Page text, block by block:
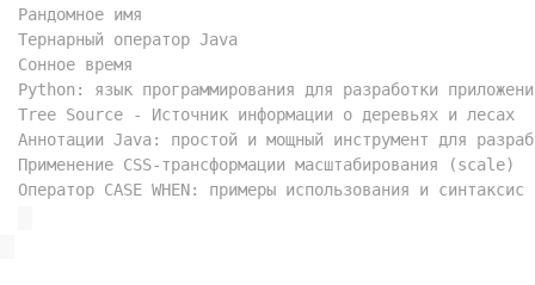
Рандомное имя
Тернарный оператор Java
Сонное время
Python: язык программирования для разработки
Tree Source - Источник информации о деревьях и лесах
Аннотации Java: простой и мощный инструмент для
Применение CSS-трансформации масштабирования (scale)
Оператор CASE WHEN: примеры использования и синтаксис